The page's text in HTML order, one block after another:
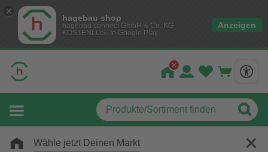
hagebau shop
hagebau connect GmbH & Co. KG
KOSTENLOS- In Google Play
Anzeigen
Wähle jetzt Deinen Markt